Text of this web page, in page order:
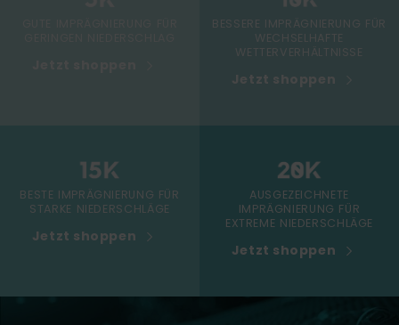
BESSERE IMPRÄGNIERUNG FÜR
WECHSELHAFTE
WETTERVERHÄLTNISSE
Jetzt shoppen
BESTE IMPRÄGNIERUNG FÜR
STARKE NIEDERSCHLÄGE
Jetzt shoppen
AUSGEZEICHNETE
IMPRÄGNIERUNG FÜR
EXTREME NIEDERSCHLÄGE
Jetzt shoppen